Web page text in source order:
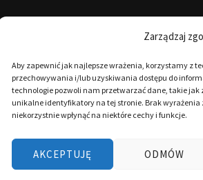
Zarządzaj
Aby zapewnić jak najlepsze wrażenia, korzystamy z
przechowywania i/lub uzyskiwania dostępu do
technologie pozwoli nam przetwarzać dane, takie
unikalne identyfikatory na tej stronie. Brak wyrażenia
niekorzystnie wpłynąć na niektóre cechy i funkcje.
AKCEPTUJĘ ODMÓW